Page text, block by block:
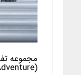
مجموعه
(Skytrex Adventure)